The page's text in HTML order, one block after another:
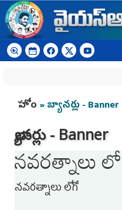
Skip to main content
You are here
హోం » బ్యాన‌ర్లు - Banner
బ్యాన‌ర్లు - Banner
నవరత్నాలు
నవరత్నాలు లోగో